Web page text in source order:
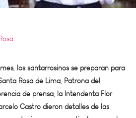
santarrosinos se preparan para
Rosa de Lima, Patrona del
de prensa, la Intendenta Flor
Castro dieron detalles de las
muy particulares por la